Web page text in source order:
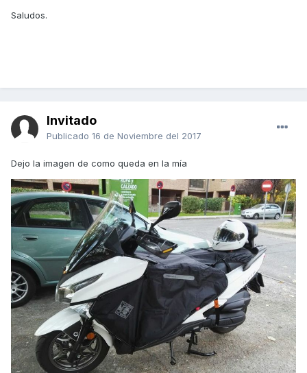
Saludos.
Invitado
Publicado 16 de Noviembre del 2017
Dejo la imagen de como queda en la mía